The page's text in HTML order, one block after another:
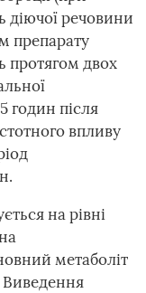
діючої речовини
препарату
протягом двох
годин після
впливу
на рівні
метаболіт
Виведення